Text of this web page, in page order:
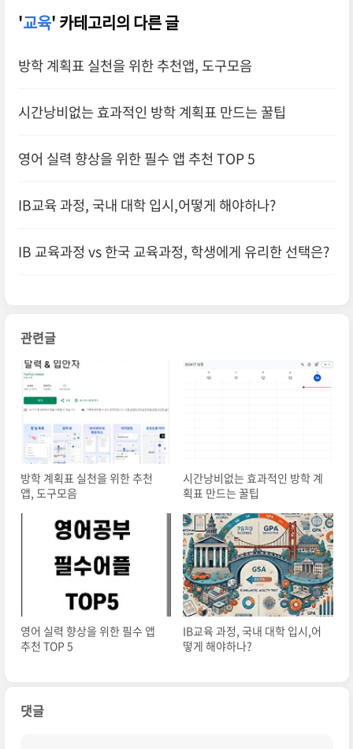
'교육' 카테고리의 다른 글
방학 계획표 실천을 위한 추천앱, 도구모음
시간낭비없는 효과적인 방학 계획표 만드는 꿀팁
영어 실력 향상을 위한 필수 앱 추천 TOP 5
IB교육 과정, 국내 대학 입시,어떻게 해야하나?
IB 교육과정 vs 한국 교육과정, 학생에게 유리한 선택은?
관련글
방학 계획표 실천을 위한 추천
앱, 도구모음
시간낭비없는 효과적인 방학 계
획표 만드는 꿀팁
영어 실력 향상을 위한 필수 앱
추천 TOP 5
IB교육 과정, 국내 대학 입시,어
떻게 해야하나?
댓글